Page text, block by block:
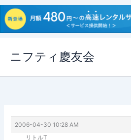
ス
ニフティ慶友会
2006-04-30 10:28 AM
リトルT